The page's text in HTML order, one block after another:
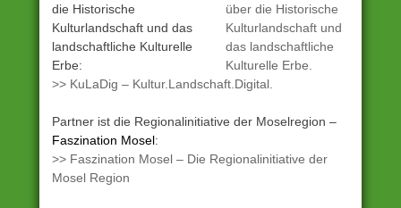
die Historische
Kulturlandschaft und das
landschaftliche Kulturelle
Erbe:
>> KuLaDig – Kultur.Landschaft.Digital.
Partner ist die Regionalinitiative der Moselregion –
Faszination Mosel:
>> Faszination Mosel – Die Regionalinitiative der
Mosel Region